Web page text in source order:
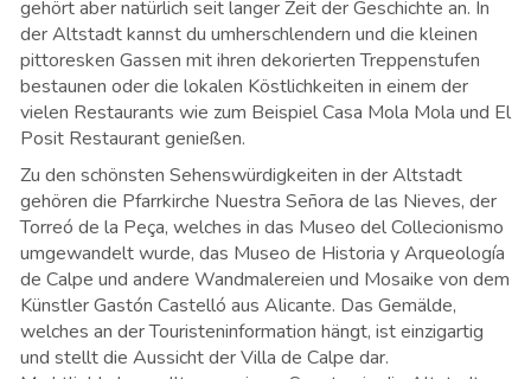
gehört aber natürlich seit langer Zeit der Geschichte an. In
der Altstadt kannst du umherschlendern und die kleinen
pittoresken Gassen mit ihren dekorierten Treppenstufen
bestaunen oder die lokalen Köstlichkeiten in einem der
vielen Restaurants wie zum Beispiel Casa Mola Mola und El
Posit Restaurant genießen.
Zu den schönsten Sehenswürdigkeiten in der Altstadt
gehören die Pfarrkirche Nuestra Señora de las Nieves, der
Torreó de la Peça, welches in das Museo del Collecionismo
umgewandelt wurde, das Museo de Historia y Arqueología
de Calpe und andere Wandmalereien und Mosaike von dem
Künstler Gastón Castelló aus Alicante. Das Gemälde,
welches an der Touristeninformation hängt, ist einzigartig
und stellt die Aussicht der Villa de Calpe dar.